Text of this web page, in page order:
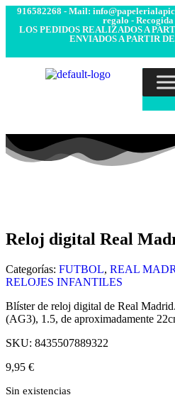
916582268 - Mail:
regalo -
LOS PEDIDOS REALIZADOS A
ENVIADOS A PARTIR
Reloj digital Real
Categorías: FUTBOL, REAL
RELOJES INFANTILES
Blíster de reloj digital de Real
(AG3), 1.5, de aproximadamente
SKU: 8435507889322
9,95 €
Sin existencias